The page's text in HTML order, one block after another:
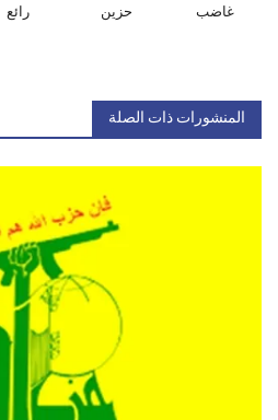
غاضب حزين رائع
المنشورات ذات الصلة